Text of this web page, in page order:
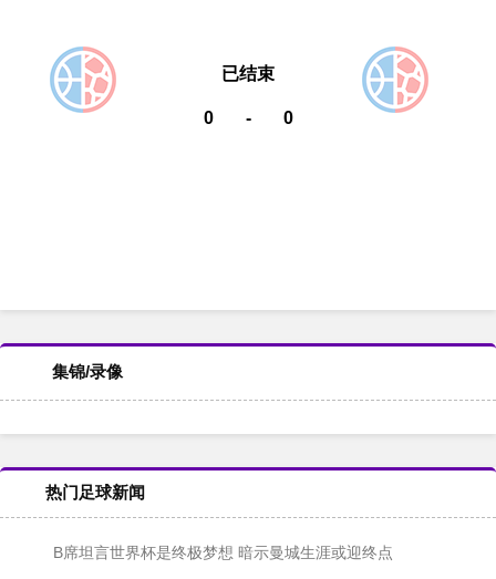
0 - 0
已结束
集锦/录像
热门足球新闻
B席坦言世界杯是终极梦想 暗示曼城生涯或迎终点